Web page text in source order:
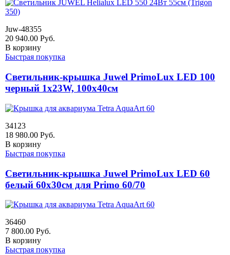
Juw-48355
20 940.00 Руб.
В корзину
Быстрая покупка
Светильник-крышка Juwel PrimoLux LED 100
черный 1х23W, 100х40см
34123
18 980.00 Руб.
В корзину
Быстрая покупка
Светильник-крышка Juwel PrimoLux LED 60
белый 60х30см для Primo 60/70
36460
7 800.00 Руб.
В корзину
Быстрая покупка